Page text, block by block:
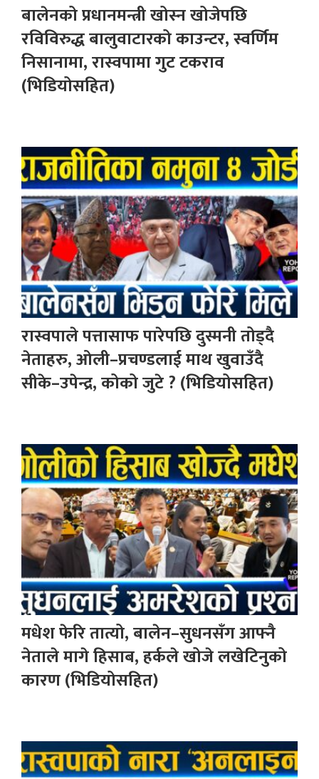
बालेनको प्रधानमन्त्री खोस्न खोजेपछि
रविविरुद्ध बालुवाटारको काउन्टर, स्वर्णिम
निसानामा, रास्वपामा गुट टकराव
(भिडियोसहित)
रास्वपाले पत्तासाफ पारेपछि दुस्मनी तोड्दै
नेताहरु, ओली–प्रचण्डलाई माथ खुवाउँदै
सीके–उपेन्द्र, कोको जुटे ? (भिडियोसहित)
मधेश फेरि तात्यो, बालेन–सुधनसँग आफ्नै
नेताले मागे हिसाब, हर्कले खोजे लखेटिनुको
कारण (भिडियोसहित)